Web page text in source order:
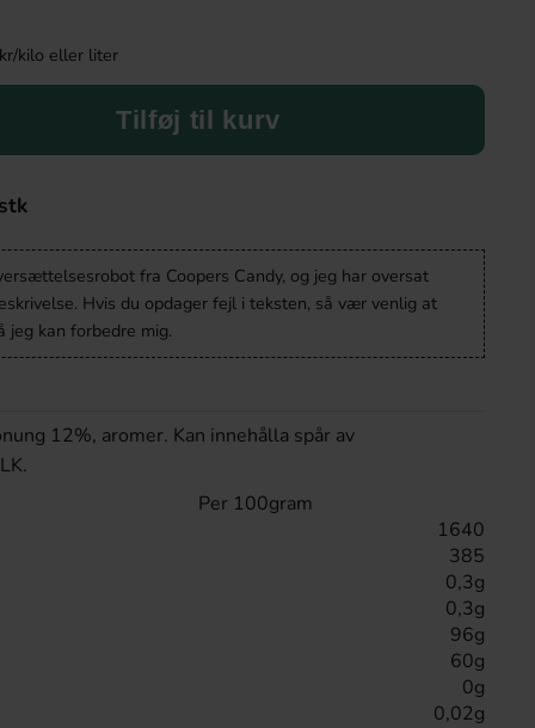
kilo eller liter
Tilføj til kurv
fra Coopers Candy, og jeg har oversat
Hvis du opdager fejl i teksten, så vær venlig at
jeg kan forbedre mig.
12%, aromer. Kan innehålla spår av
Per 100gram
1640
385
0,3g
0,3g
96g
60g
0g
0,02g